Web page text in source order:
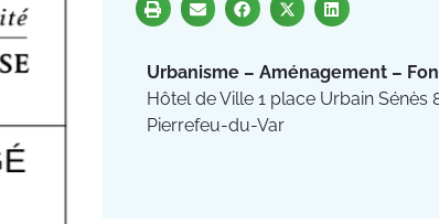
Urbanisme – Aménagement –
Hôtel de Ville 1 place Urbain Sénès
Pierrefeu-du-Var